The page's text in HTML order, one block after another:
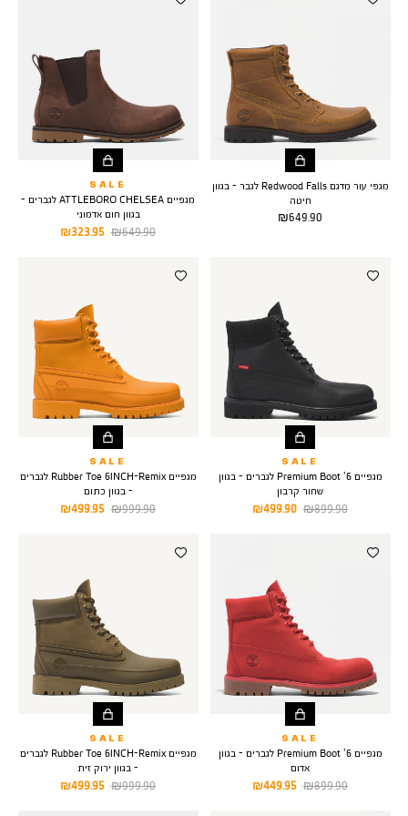
מגפי עור מדגם Redwood Falls לגבר - בגוון
חיטה
מחיר
649.90 ₪
SALE
מגפיים ATTLEBORO CHELSEA לגברים -
בגוון חום אדמוני
מחיר
323.95 ₪
מחיר
649.90 ₪
SALE
מגפיים 6’ Premium Boot לגברים - בגוון
שחור קרבון
מחיר
499.90 ₪
מחיר
899.90 ₪
SALE
מגפיים Rubber Toe 6INCH-Remix לגברים
- בגוון כתום
מחיר
499.95 ₪
מחיר
999.90 ₪
SALE
מגפיים 6’ Premium Boot לגברים - בגוון
אדום
מחיר
449.95 ₪
מחיר
899.90 ₪
SALE
מגפיים Rubber Toe 6INCH-Remix לגברים
- בגוון ירוק זית
מחיר
499.95 ₪
מחיר
999.90 ₪